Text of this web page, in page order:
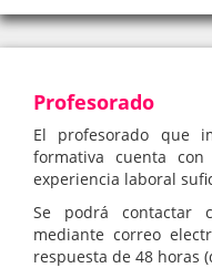
Profesorado
El profesorado que
formativa cuenta
experiencia laboral
Se podrá contactar
mediante correo
respuesta de 48 horas